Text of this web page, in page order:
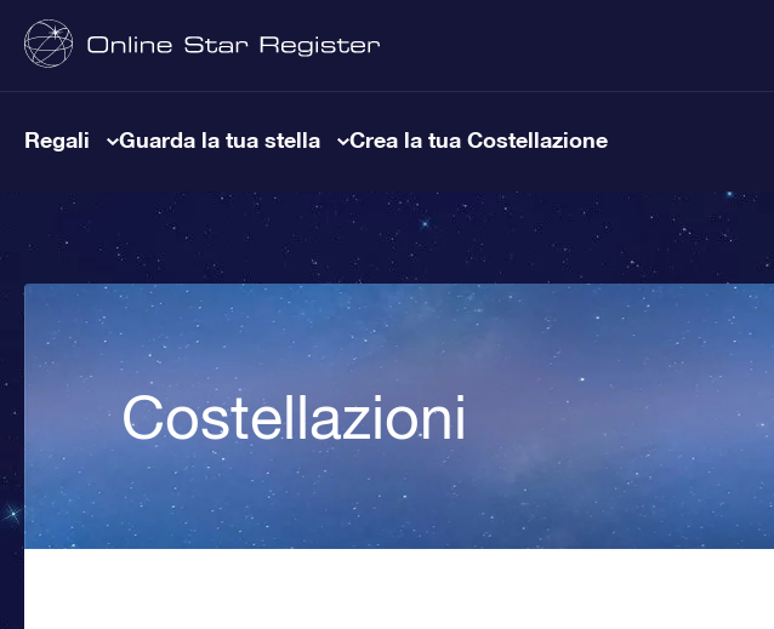
Regali Guarda la tua stella Crea la tua Costellazione
Costellazioni